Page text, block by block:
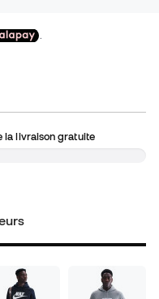
livraison gratuite